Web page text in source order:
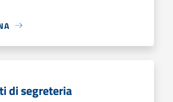
di segreteria